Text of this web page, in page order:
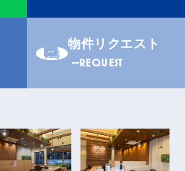
物件リクエスト
REQUEST